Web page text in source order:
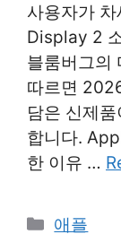
사용자가
Display 2
블룸버그의
따르면
담은 신제
합니다.
한 이유 …
애플